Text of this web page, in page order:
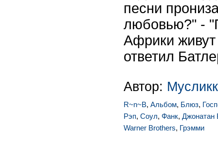
песни
любовью?" -
Африки
ответил
Автор:
R~n~B, Альбом, Блюз,
Рэп, Соул, Фанк, Джонатан
Warner Brothers, Грэмми